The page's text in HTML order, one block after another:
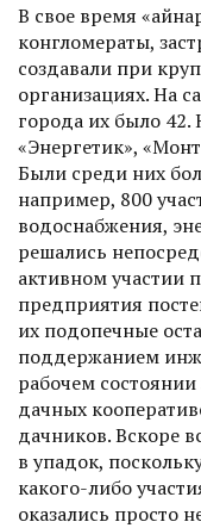
В свое время
конгломераты,
создавали при
организациях. На
города их было 42.
«Энергетик»,
Были среди них
например, 800
водоснабжения,
решались
активном участии
предприятия
их подопечные
поддержанием
рабочем
дачных
дачников. Вскоре
в упадок,
какого-либо
оказались просто